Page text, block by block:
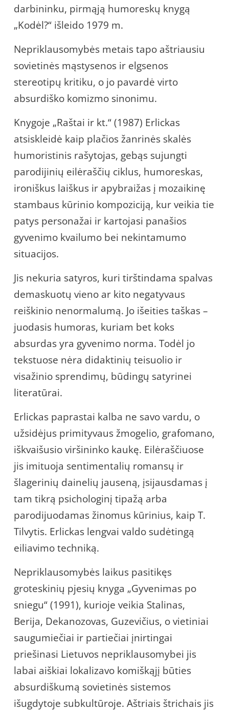
darbininku, pirmąją humoreskų knygą
„Kodėl?“ išleido 1979 m.
Nepriklausomybės metais tapo aštriausiu
sovietinės mąstysenos ir elgsenos
stereotipų kritiku, o jo pavardė virto
absurdiško komizmo sinonimu.
Knygoje „Raštai ir kt.“ (1987) Erlickas
atsiskleidė kaip plačios žanrinės skalės
humoristinis rašytojas, gebąs sujungti
parodijinių eilėraščių ciklus, humoreskas,
ironiškus laiškus ir apybraižas į mozaikinę
stambaus kūrinio kompoziciją, kur veikia tie
patys personažai ir kartojasi panašios
gyvenimo kvailumo bei nekintamumo
situacijos.
Jis nekuria satyros, kuri tirštindama spalvas
demaskuotų vieno ar kito negatyvaus
reiškinio nenormalumą. Jo išeities taškas –
juodasis humoras, kuriam bet koks
absurdas yra gyvenimo norma. Todėl jo
tekstuose nėra didaktinių teisuolio ir
visažinio sprendimų, būdingų satyrinei
literatūrai.
Erlickas paprastai kalba ne savo vardu, o
užsidėjus primityvaus žmogelio, grafomano,
iškvaišusio viršininko kaukę. Eilėraščiuose
jis imituoja sentimentalių romansų ir
šlagerinių dainelių jauseną, įsijausdamas į
tam tikrą psichologinį tipažą arba
parodijuodamas žinomus kūrinius, kaip T.
Tilvytis. Erlickas lengvai valdo sudėtingą
eiliavimo techniką.
Nepriklausomybės laikus pasitikęs
groteskinių pjesių knyga „Gyvenimas po
sniegu“ (1991), kurioje veikia Stalinas,
Berija, Dekanozovas, Guzevičius, o vietiniai
saugumiečiai ir partiečiai įnirtingai
priešinasi Lietuvos nepriklausomybei jis
labai aiškiai lokalizavo komiškąjį būties
absurdiškumą sovietinės sistemos
išugdytoje subkultūroje. Aštriais štrichais jis